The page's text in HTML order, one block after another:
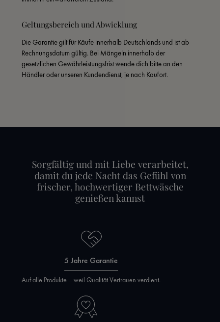
Geltungsbereich und Abwicklung
Die Garantie gilt für Käufe innerhalb Deutschlands und ist ab
Rechnungsdatum gültig. Bei Mängeln innerhalb der
gesetzlichen Gewährleistungsfrist wende dich bitte an den
Händler oder unseren Kundendienst, je nach Kaufort.
Sorgfältig und mit Liebe verarbeitet,
damit du jede Nacht das Gefühl von
frischer, hochwertiger Bettwäsche
genießen kannst
5 Jahre Garantie
Auf alle Produkte – weil Qualität Vertrauen verdient.